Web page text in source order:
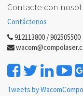
Contacte con
Contáctenos
912113800 / 902505500
Tweets by